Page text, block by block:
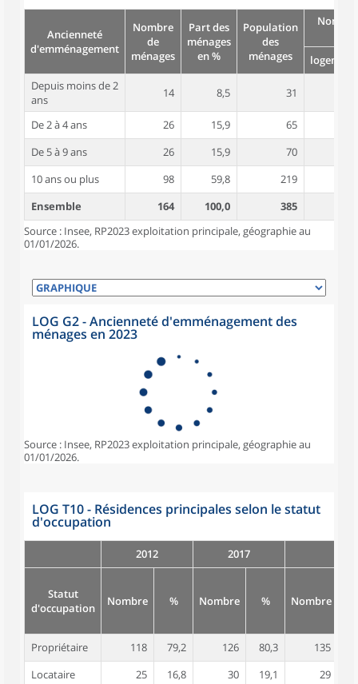
Ancienneté
d'emménagement
Nombre
de
ménages
Part des
ménages
en %
Population
des
ménages
logement
Depuis moins de 2
ans
14 8,5 31
De 2 à 4 ans 26 15,9 65
De 5 à 9 ans
26 15,9 70
10 ans ou plus
98 59,8 219
Ensemble
164 100,0 385
Source : Insee, RP2023 exploitation principale, géographie au
01/01/2026.
LOG G2 - Ancienneté d'emménagement des
ménages en 2023
Source : Insee, RP2023 exploitation principale, géographie au
01/01/2026.
LOG T10 - Résidences principales selon le statut
d'occupation
2012 2017
Statut
d'occupation
Nombre % Nombre % Nombre
Propriétaire 118 79,2 126 80,3 135
Locataire
25 16,8 30 19,1 29